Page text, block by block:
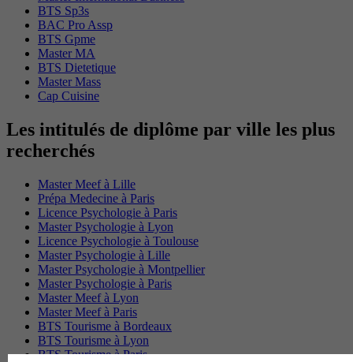
BTS Sp3s
BAC Pro Assp
BTS Gpme
Master MA
BTS Dietetique
Master Mass
Cap Cuisine
Les intitulés de diplôme par ville les plus
recherchés
Master Meef à Lille
Prépa Medecine à Paris
Licence Psychologie à Paris
Master Psychologie à Lyon
Licence Psychologie à Toulouse
Master Psychologie à Lille
Master Psychologie à Montpellier
Master Psychologie à Paris
Master Meef à Lyon
Master Meef à Paris
BTS Tourisme à Bordeaux
BTS Tourisme à Lyon
BTS Tourisme à Paris